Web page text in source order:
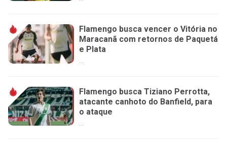
Flamengo busca vencer o Vitória no
Maracanã com retornos de Paquetá
e Plata
...
Flamengo busca Tiziano Perrotta,
atacante canhoto do Banfield, para
o ataque